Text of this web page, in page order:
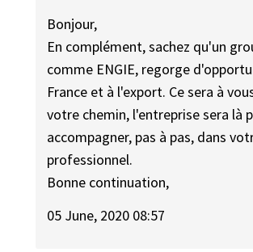
Bonjour,
En complément, sachez qu'un
comme ENGIE, regorge
France et à l'export. Ce sera à
votre chemin, l'entreprise sera là
accompagner, pas à pas, dans
professionnel.
Bonne continuation,
05 June, 2020 08:57